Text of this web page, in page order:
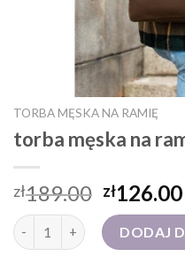
TORBA MĘSKA NA RAMIĘ
torba męska na
zł189.00 zł126.00
ilość torba męska na ramię
DODAJ